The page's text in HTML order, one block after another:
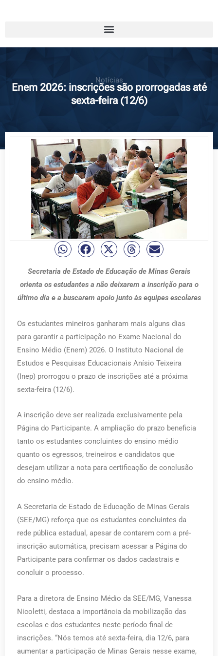
Notícias
Enem 2026: inscrições são prorrogadas até
sexta-feira (12/6)
Secretaria de Estado de Educação de Minas Gerais
orienta os estudantes a não deixarem a inscrição para o
último dia e a buscarem apoio junto às equipes escolares
Os estudantes mineiros ganharam mais alguns dias
para garantir a participação no Exame Nacional do
Ensino Médio (Enem) 2026. O Instituto Nacional de
Estudos e Pesquisas Educacionais Anísio Teixeira
(Inep) prorrogou o prazo de inscrições até a próxima
sexta-feira (12/6).
A inscrição deve ser realizada exclusivamente pela
Página do Participante. A ampliação do prazo beneficia
tanto os estudantes concluintes do ensino médio
quanto os egressos, treineiros e candidatos que
desejam utilizar a nota para certificação de conclusão
do ensino médio.
A Secretaria de Estado de Educação de Minas Gerais
(SEE/MG) reforça que os estudantes concluintes da
rede pública estadual, apesar de contarem com a pré-
inscrição automática, precisam acessar a Página do
Participante para confirmar os dados cadastrais e
concluir o processo.
Para a diretora de Ensino Médio da SEE/MG, Vanessa
Nicoletti, destaca a importância da mobilização das
escolas e dos estudantes neste período final de
inscrições. “Nós temos até sexta-feira, dia 12/6, para
aumentar a participação de Minas Gerais nesse exame,